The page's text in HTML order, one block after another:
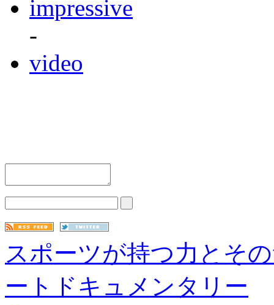
impressive
-
video
スポーツが持つ力とそ
ートドキュメンタリー